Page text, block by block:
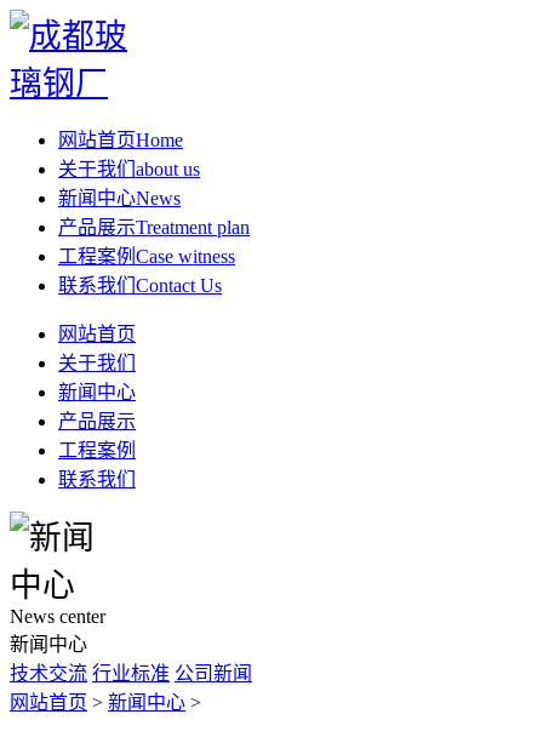
网站首页Home
关于我们 about us
新闻中心News
产品展示Treatment plan
工程案例 Case witness
联系我们 Contact Us
网站首页
关于我们
新闻中心
产品展示
工程案例
联系我们
News center
新闻中心
技术交流 行业标准 公司新闻
网站首页 > 新闻中心 >